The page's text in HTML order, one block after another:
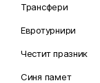
Трансфери
Евротурнири
Честит празник
Синя памет